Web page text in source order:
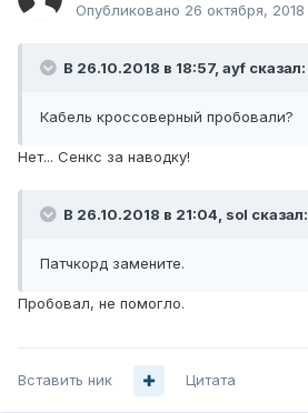
Опубликовано 26 октября, 2018
В 26.10.2018 в 18:57, ayf сказал:
Кабель кроссоверный пробовали?
Нет... Сенкс за наводку!
В 26.10.2018 в 21:04, sol сказал:
Патчкорд замените.
Пробовал, не помогло.
Вставить ник Цитата